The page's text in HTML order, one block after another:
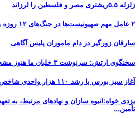
زلزله ۵.۵ریشتری مصر و فلسطین را لرزاند
۲ عامل مهم صهیونیست‌ها در جنگ‌های ۱۲ روزه و ۴۰ روزه اعدام شدند
سارقان زورگیر در دام ماموران پلیس آگاهی
سخنگوی ارتش: سرنوشت ۳ خلبان ما هنوز مشخص نیست
آغاز سبز بورس با رشد ۱۱۰ هزار واحدی شاخص کل
یزدی خواه:انبوه سازان و نهادهای مرتبط، به
تأمین...